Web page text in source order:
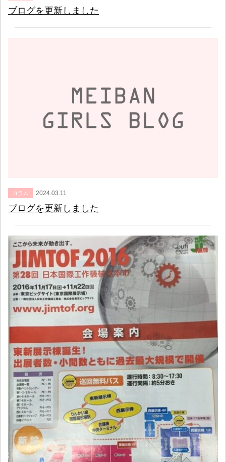
ブログを更新しました
コラム 2024.03.11
ブログを更新しました